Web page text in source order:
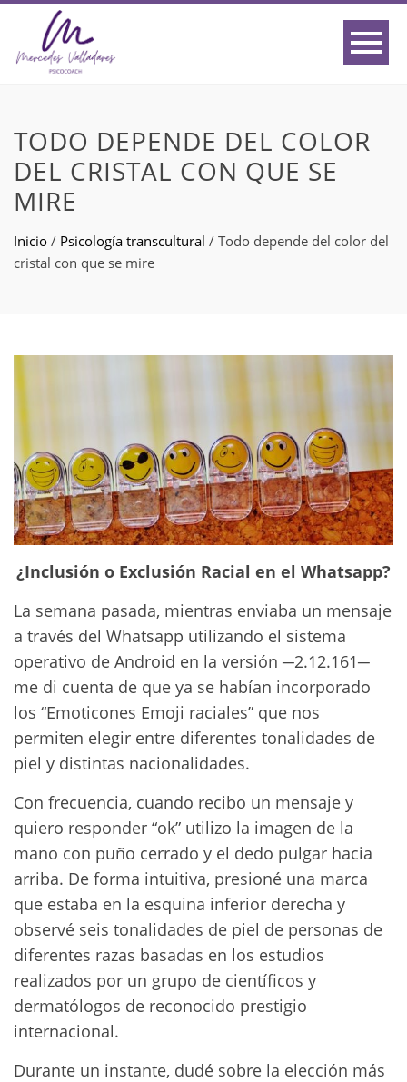
TODO DEPENDE DEL COLOR
DEL CRISTAL CON QUE SE
MIRE
Inicio / Psicología transcultural / Todo depende del color del
cristal con que se mire
¿Inclusión o Exclusión Racial en el Whatsapp?
La semana pasada, mientras enviaba un mensaje
a través del Whatsapp utilizando el sistema
operativo de Android en la versión ─2.12.161─
me di cuenta de que ya se habían incorporado
los “Emoticones Emoji raciales” que nos
permiten elegir entre diferentes tonalidades de
piel y distintas nacionalidades.
Con frecuencia, cuando recibo un mensaje y
quiero responder “ok” utilizo la imagen de la
mano con puño cerrado y el dedo pulgar hacia
arriba. De forma intuitiva, presioné una marca
que estaba en la esquina inferior derecha y
observé seis tonalidades de piel de personas de
diferentes razas basadas en los estudios
realizados por un grupo de científicos y
dermatólogos de reconocido prestigio
internacional.
Durante un instante, dudé sobre la elección más